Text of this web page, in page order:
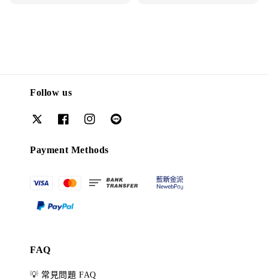
Follow us
Payment Methods
FAQ
💡 常見問題 FAQ